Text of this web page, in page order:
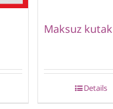
Maksuz kutak
Details